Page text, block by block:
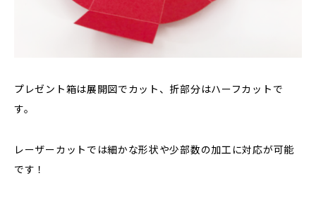
プレゼント箱は展開図でカット、折部分はハーフカットで
す。
レーザーカットでは細かな形状や少部数の加工に対応が可能
です！